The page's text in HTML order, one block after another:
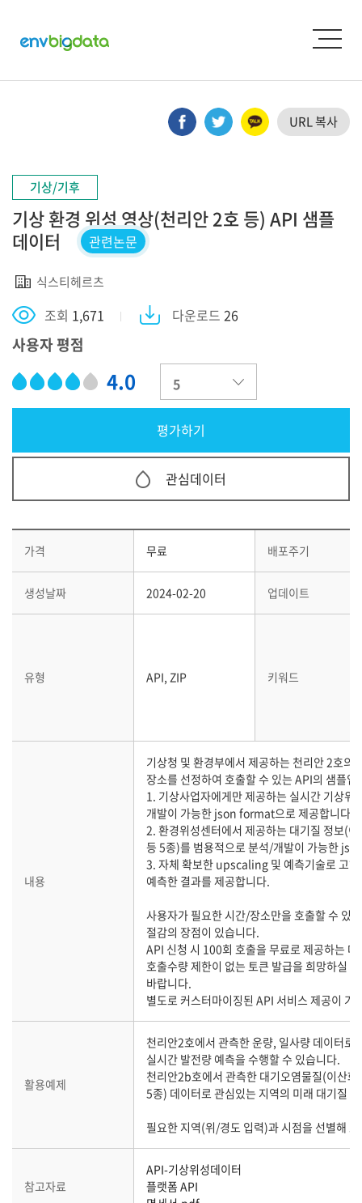
URL 복사
기상/기후
기상 환경 위성 영상(천리안 2호 등) API 샘플
데이터
관련논문
식스티헤르츠
조회 1,671 다운로드 26
사용자 평점
4.0
관심데이터
가격 무료 배포주기
생성날짜 2024-02-20 업데이트
유형 API, ZIP 키워드
내용
기상청 및 환경부에서 제공하는 천리안 2호의
장소를 선정하여 호출할 수 있는 API의 샘플입
1. 기상사업자에게만 제공하는 실시간 기상위
개발이 가능한 json format으로 제공합니다.
2. 환경위성센터에서 제공하는 대기질 정보(
등 5종)를 범용적으로 분석/개발이 가능한
3. 자체 확보한 upscaling 및 예측기술로 고
예측한 결과를 제공합니다.
사용자가 필요한 시간/장소만을 호출할 수 있
절감의 장점이 있습니다.
API 신청 시 100회 호출을 무료로 제공하는
호출수량 제한이 없는 토큰 발급을 희망하실
바랍니다.
별도로 커스터마이징된 API 서비스 제공이 가
활용예제
천리안2호에서 관측한 운량, 일사량 데이터로
실시간 발전량 예측을 수행할 수 있습니다.
천리안2b호에서 관측한 대기오염물질(이산
5종) 데이터로 관심있는 지역의 미래 대기질
필요한 지역(위/경도 입력)과 시점을 선별해
참고자료
API-기상위성데이터
플랫폼 API